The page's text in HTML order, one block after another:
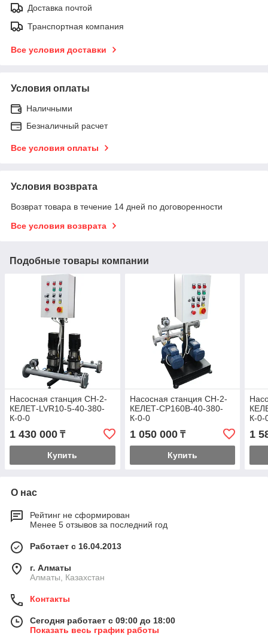
Доставка почтой
Транспортная компания
Все условия доставки
Условия оплаты
Наличными
Безналичный расчет
Все условия оплаты
Условия возврата
Возврат товара в течение 14 дней по договоренности
Все условия возврата
Подобные товары компании
Насосная станция СН-2-
КЕЛЕТ-LVR10-5-40-380-
К-0-0
1 430 000 ₸
Купить
Насосная станция СН-2-
КЕЛЕТ-СР160B-40-380-
К-0-0
1 050 000₸
Купить
К-0-
1
О нас
Рейтинг не сформирован
Менее 5 отзывов за последний год
Работает с 16.04.2013
г. Алматы
Алматы, Казахстан
Контакты
Сегодня работает с 09:00 до 18:00
Показать весь график работы